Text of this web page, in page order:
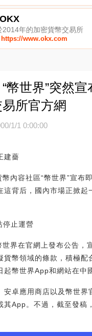
2014年的加密貨幣交易所
https://www.okx.com
幣世界”突然
所官方網
1/1 0:00:00
建薔
內容社區“幣世界”宣布
這背后，國內市場正掀起
停止運營
界在官網上發布公告，
貨幣領域的條款，積極配
起幣世界App和網站在中
安卓應用商店以及幣世界
其App。不過，截至發稿